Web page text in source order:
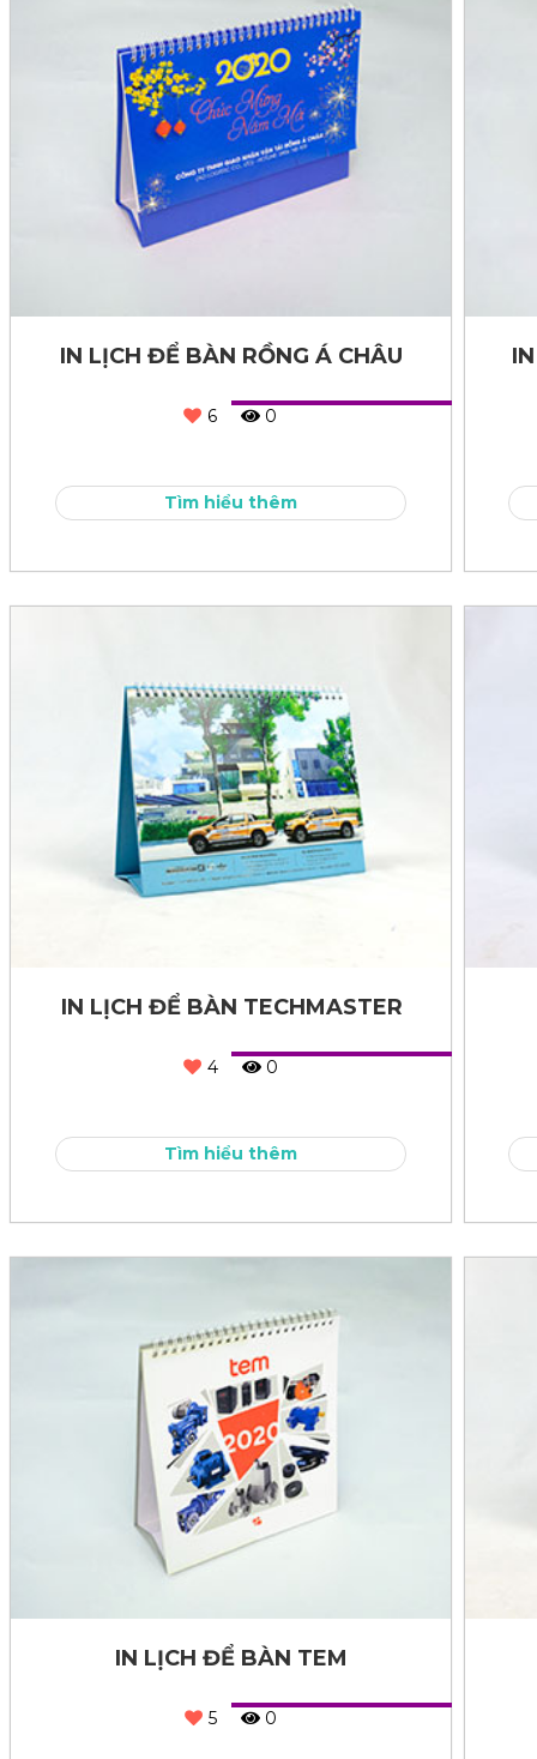
IN LỊCH ĐỂ BÀN RỒNG Á CHÂU
6 0
Tìm hiểu thêm
IN LỊCH ĐỂ BÀN TECHMASTER
4 0
Tìm hiểu thêm
IN LỊCH ĐỂ BÀN TEM
5 0